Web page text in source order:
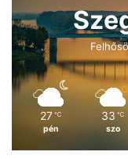
27 ℃
pén
33 ℃
szo